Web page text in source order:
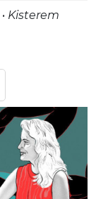
• Kisterem